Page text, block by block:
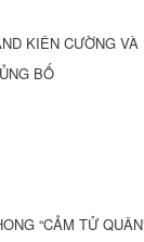
KIÊN CƯỜNG VÀ
BỐ
“CẢM TỬ